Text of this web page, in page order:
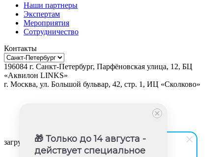
Наши партнеры
Экспертам
Мероприятия
Сотрудничество
Контакты
196084 г. Санкт-Петербург, Парфёновская улица, 12, БЦ
«Аквилон LINKS»
г. Москва, ул. Большой бульвар, 42, стр. 1, ИЦ «Сколково»
загрузка карты...🎁 Только до 14 августа -
действует специальное